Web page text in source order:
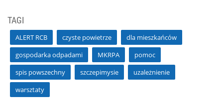
TAGI
ALERT RCB czyste powietrze
dla mieszkańców
gospodarka odpadami
MKRPA
pomoc
spis powszechny
szczepimysie
uzależnienie
warsztaty